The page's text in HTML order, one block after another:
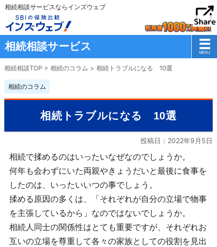
相続相談サービスならインズウェブ
相続相談サービス
相続相談TOP> 相続のコラム > 相続トラブルになる 10選
相続のコラム
相続トラブルになる 10選
投稿日： 2022年9月5日
相続で揉めるのはいったいなぜなのでしょうか。
何年も会わずにいた両親やきょうだいと最後に食事を
したのは、いったいいつの事でしょう。
揉める原因の多くは、「それぞれが自分の立場で物事
を主張しているから」なのではないでしょうか。
相続人同士の関係性はとても重要ですが、それぞれお
互いの立場を尊重して各々の家族としての役割を見出